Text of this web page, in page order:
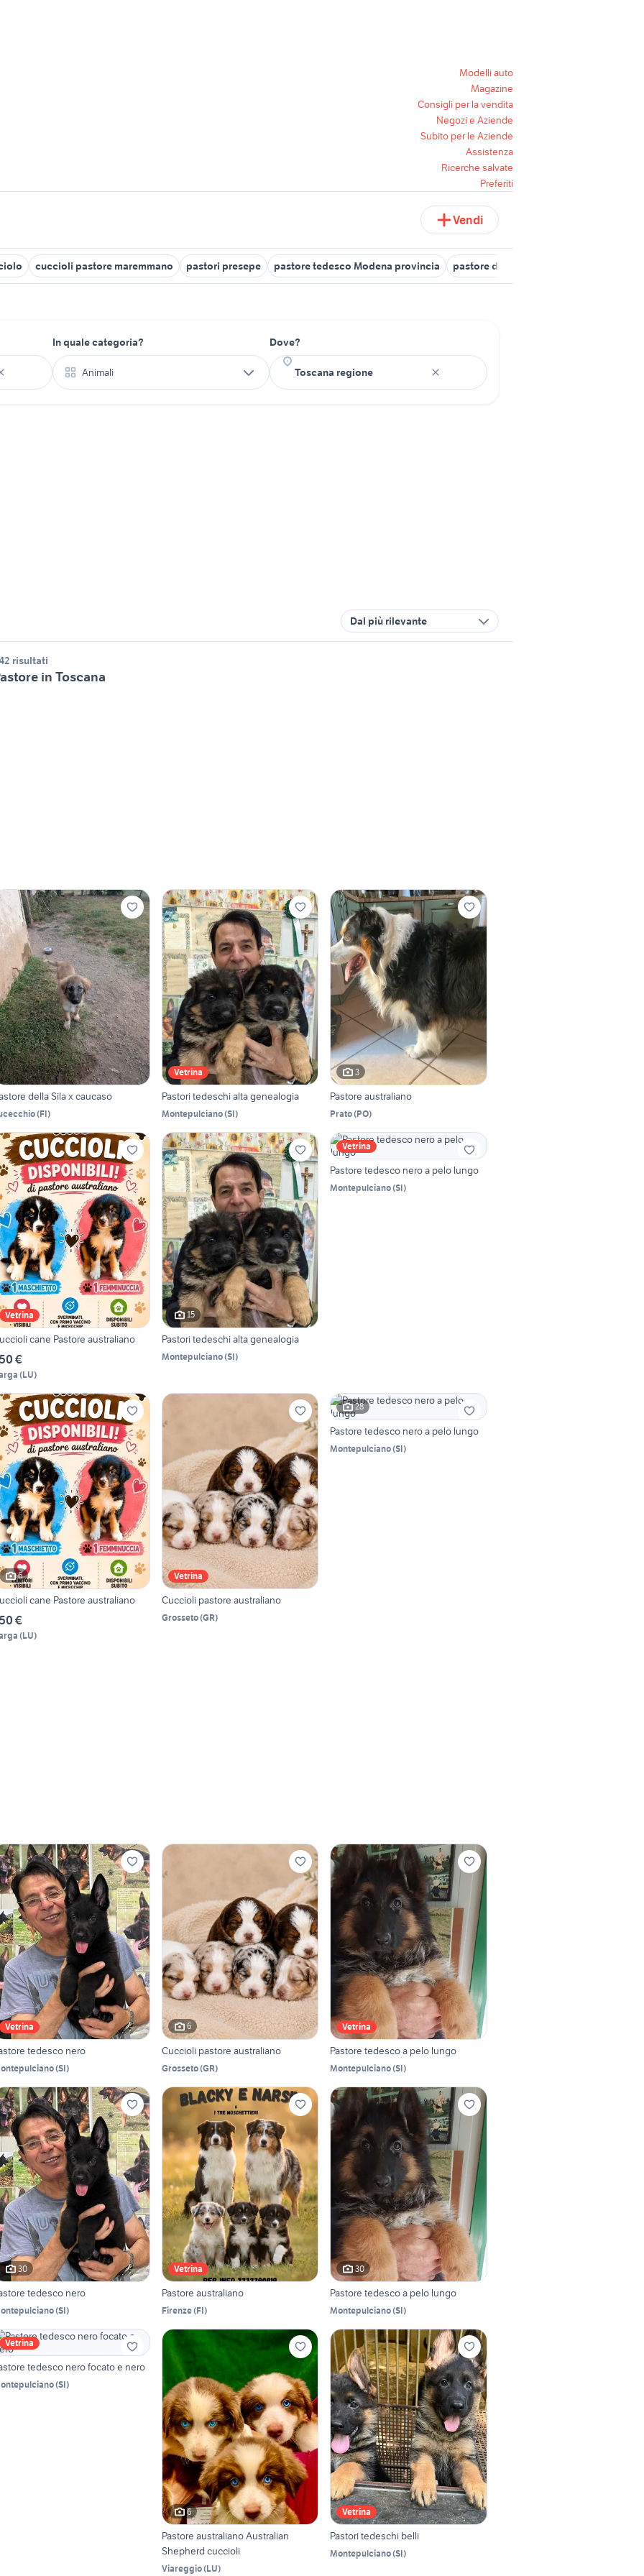
Modelli auto
Magazine
Consigli per la vendita
Negozi e Aziende
Subito per le Aziende
Assistenza
Ricerche salvate
Preferiti
Vendi
cuccioli pastore maremmano pastori presepe pastore tedesco Modena provincia pastore del caucaso
In quale categoria?
Animali
Dove?
Dal più rilevante
risultati
in Toscana
pastore della Sila x caucaso
(FI)
Vetrina
Pastori tedeschi alta genealogia
Montepulciano(SI)
3
Pastore australiano
Prato(PO)
Vetrina
cane Pastore australiano
€
(LU)
15
Pastori tedeschi alta genealogia
Montepulciano(SI)
Vetrina
Pastore tedesco nero a pelo lungo
Montepulciano(SI)
6
cane Pastore australiano
€
(LU)
Vetrina
Cuccioli pastore australiano
Grosseto(GR)
28
Pastore tedesco nero a pelo lungo
Montepulciano(SI)
Vetrina
tedesco nero
(SI)
6
Cuccioli pastore australiano
Grosseto(GR)
Vetrina
Pastore tedesco a pelo lungo
Montepulciano(SI)
30
tedesco nero
(SI)
Vetrina
Pastore australiano
Firenze(FI)
30
Pastore tedesco a pelo lungo
Montepulciano(SI)
Vetrina
tedesco nero focato e nero
(SI)
6
Pastore australiano Australian
Shepherd cuccioli
Viareggio(LU)
Vetrina
Pastori tedeschi belli
Montepulciano(SI)